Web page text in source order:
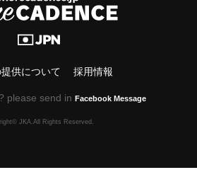
供について 採用情報
please send in Facebook Message
JKA.All Rights Reserved.